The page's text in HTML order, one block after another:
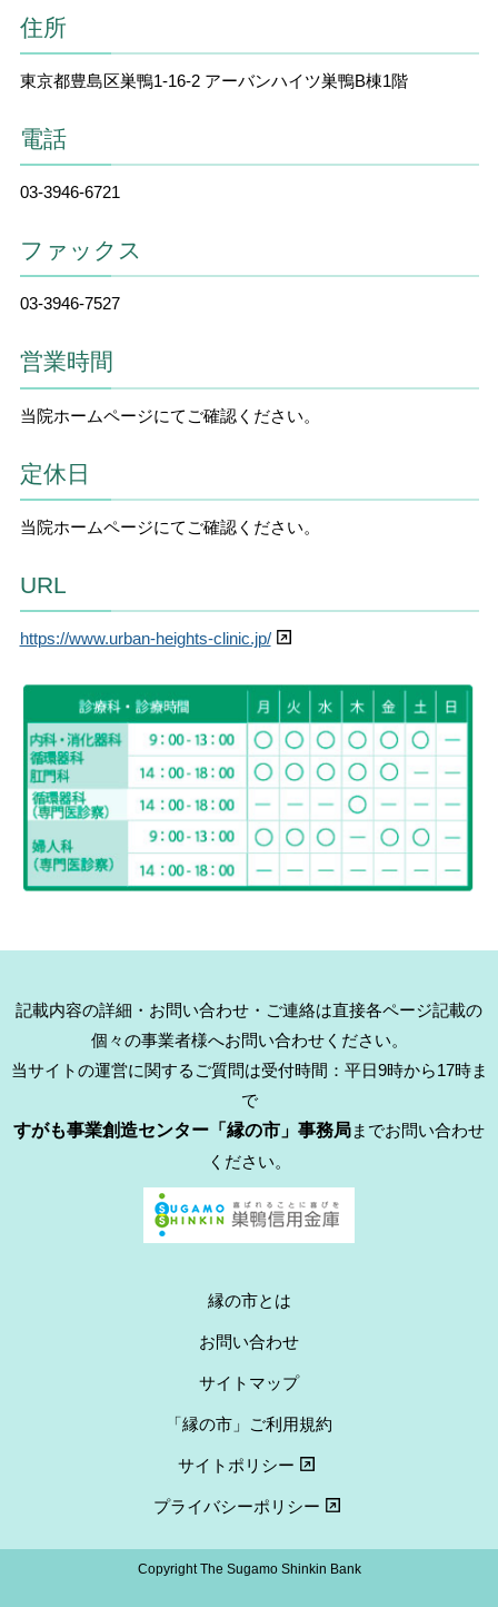
住所
東京都豊島区巣鴨1-16-2 アーバンハイツ巣鴨B棟1階
電話
03-3946-6721
ファックス
03-3946-7527
営業時間
当院ホームページにてご確認ください。
定休日
当院ホームページにてご確認ください。
URL
https://www.urban-heights-clinic.jp/
記載内容の詳細・お問い合わせ・ご連絡は直接各ページ記載の
個々の事業者様へお問い合わせください。
当サイトの運営に関するご質問は受付時間：平日9時から17時ま
で
すがも事業創造センター「縁の市」事務局までお問い合わせ
ください。
縁の市とは
お問い合わせ
サイトマップ
「縁の市」ご利用規約
サイトポリシー
プライバシーポリシー
Copyright The Sugamo Shinkin Bank